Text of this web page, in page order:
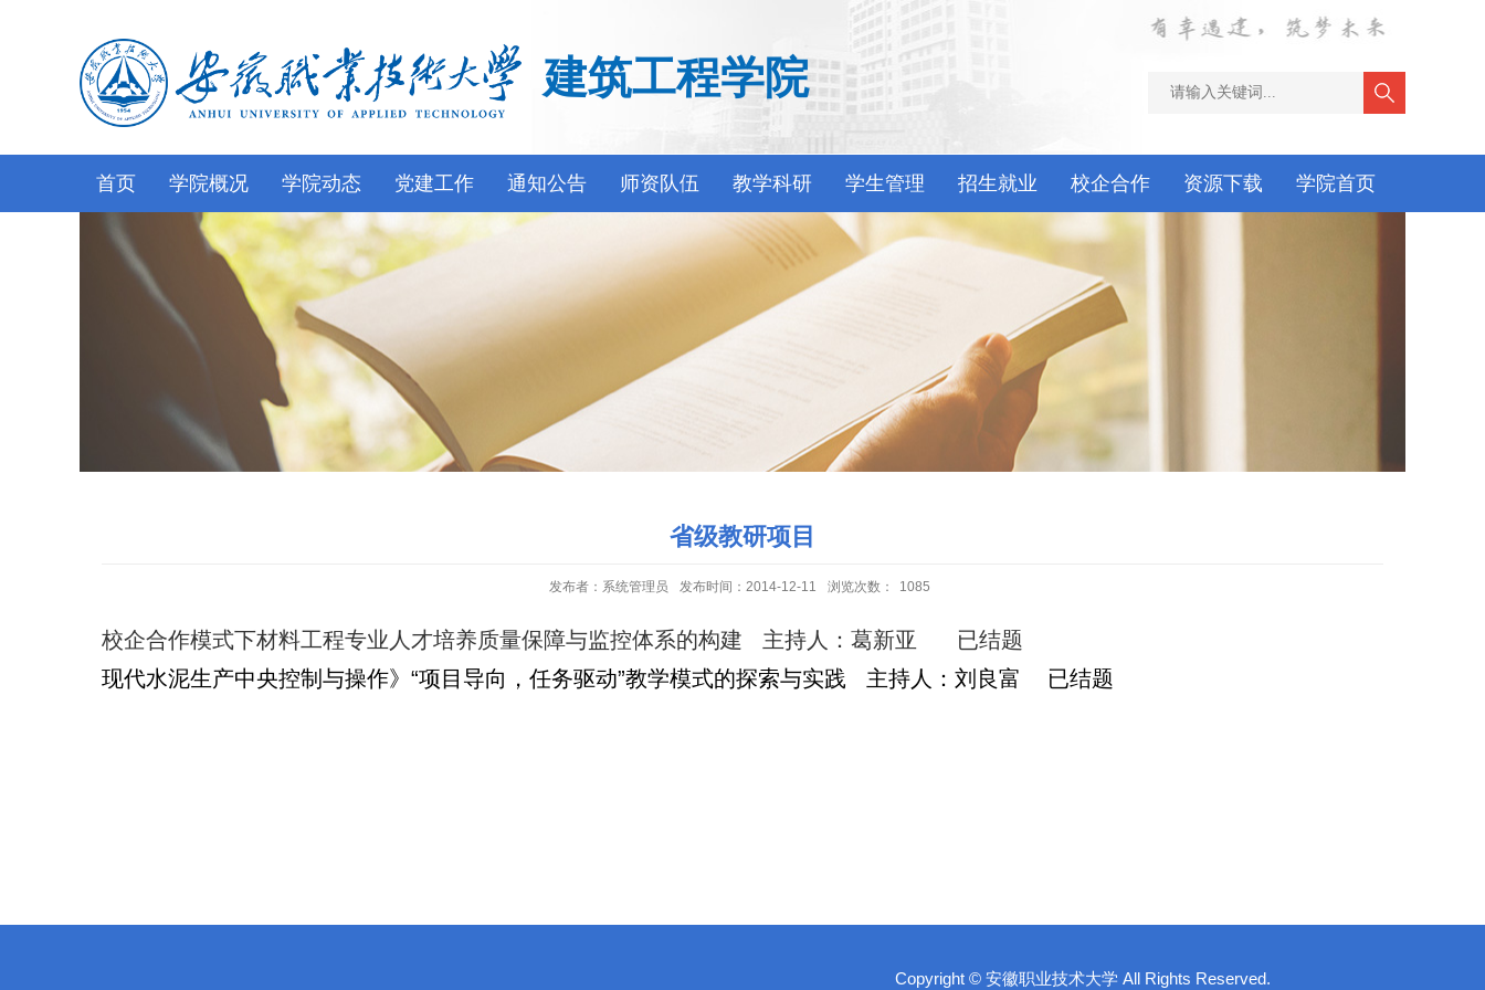
建筑工程学院
首页 学院概况 学院动态 党建工作 通知公告 师资队伍 教学科研 学生管理 招生就业 校企合作 资源下载 学院首页
省级教研项目
发布者：系统管理员 发布时间：2014-12-11 浏览次数： 1085
校企合作模式下材料工程专业人才培养质量保障与监控体系的构建 主持人：葛新亚 已结题
现代水泥生产中央控制与操作》“项目导向，任务驱动”教学模式的探索与实践 主持人：刘良富 已结题
Copyright © 安徽职业技术大学 All Rights Reserved.